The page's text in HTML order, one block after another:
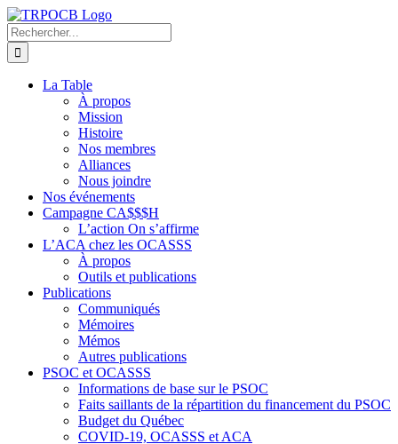
Passer
au
contenu
Rechercher:
La Table
À propos
Mission
Histoire
Nos membres
Alliances
Nous joindre
Nos événements
Campagne CA$$$H
L’action On s’affirme
L’ACA chez les OCASSS
À propos
Outils et publications
Publications
Communiqués
Mémoires
Mémos
Autres publications
PSOC et OCASSS
Informations de base sur le PSOC
Faits saillants de la répartition du financement du PSOC
Budget du Québec
COVID-19, OCASSS et ACA